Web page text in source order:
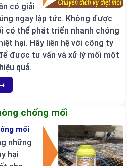
có giải
ngay lập tức. Không được
có thể phát triển nhanh chóng
hại. Hãy liên hệ với công ty
được tư vấn và xử lý mối một
quả.
chống mối
mối
những
hại